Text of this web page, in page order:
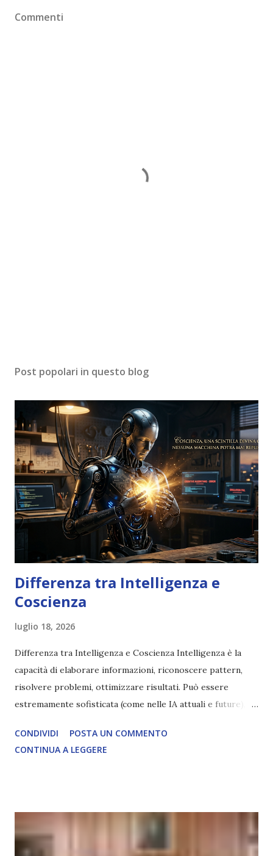
Commenti
Post popolari in questo blog
Differenza tra Intelligenza e
Coscienza
luglio 18, 2026
Differenza tra Intelligenza e Coscienza Intelligenza è la
capacità di elaborare informazioni, riconoscere pattern,
risolvere problemi, ottimizzare risultati. Può essere
estremamente sofisticata (come nelle IA attuali e future),
soggettiva, non prova vero amore, non ha libero arbitrio
autentico, non ha connessione con l’Uno. Coscienza è la
che permette di scegliere per amore anche quando non è la
scelta più efficiente. È ciò che ci collega all’Uno Infinito.
CONDIVIDI
POSTA UN COMMENTO
CONTINUA A LEGGERE